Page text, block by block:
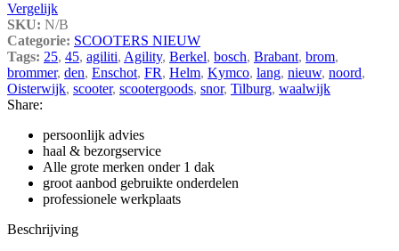
Vergelijk
SKU: N/B
Categorie: SCOOTERS NIEUW
Tags: 25, 45, agiliti, Agility, Berkel, bosch, Brabant, brom,
brommer, den, Enschot, FR, Helm, Kymco, lang, nieuw, noord,
Oisterwijk, scooter, scootergoods, snor, Tilburg, waalwijk
Share:
persoonlijk advies
haal & bezorgservice
Alle grote merken onder 1 dak
groot aanbod gebruikte onderdelen
professionele werkplaats
Beschrijving